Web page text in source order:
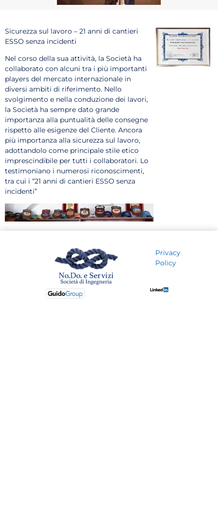
Sicurezza sul lavoro – 21 anni di cantieri
ESSO senza incidenti
Nel corso della sua attività, la Società ha
collaborato con alcuni tra i più importanti
players del mercato internazionale in
diversi ambiti di riferimento. Nello
svolgimento e nella conduzione dei lavori,
la Società ha sempre dato grande
importanza alla puntualità delle consegne
rispetto alle esigenze del Cliente. Ancora
più importanza alla sicurezza sul lavoro,
adottandolo come principale stile etico
imprescindibile per tutti i collaboratori. Lo
testimoniano i numerosi riconoscimenti,
tra cui i “21 anni di cantieri ESSO senza
incidenti”
Privacy
Policy